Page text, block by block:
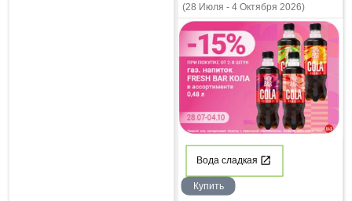
(28 Июля - 4 Октября 2026)
Вода сладкая
Купить